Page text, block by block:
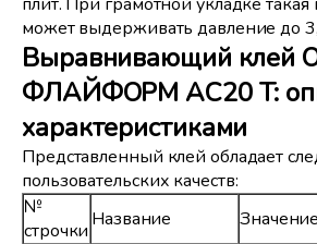
может выдерживать давление до
Выравнивающий клей
ФЛАЙФОРМ AC20 T:
характеристиками
Представленный клей обладает
пользовательских качеств:
№
строчки Название Значение